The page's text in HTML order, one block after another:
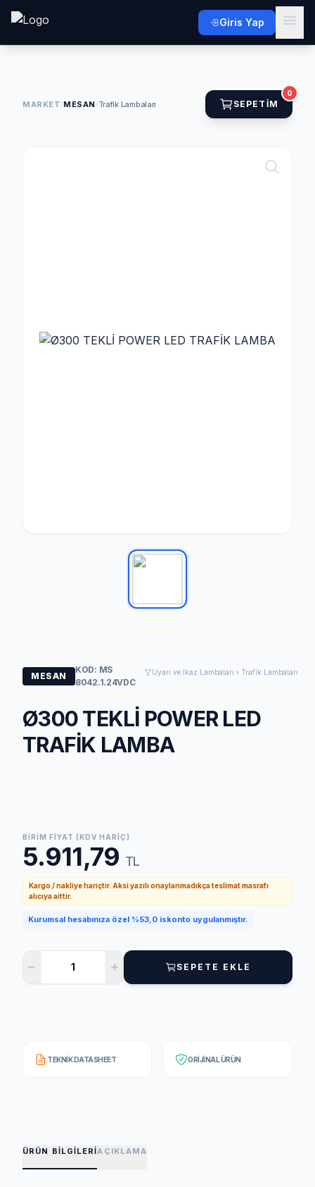
Giris Yap
MARKET/MESAN /Trafik Lambaları SEPETIM
0
MESAN
KOD: MS
8042.1.24VDC
Uyarı ve İkaz Lambaları › Trafik Lambaları
Ø300 TEKLİ POWER LED
TRAFİK LAMBA
BIRIM FIYAT (KDV HARIÇ)
5.911,79 TL
Kargo / nakliye hariçtir. Aksi yazılı onaylanmadıkça teslimat masrafı
alıcıya aittir.
Kurumsal hesabınıza özel %53,0 iskonto uygulanmıştır.
SEPETE EKLE
TEKNIK DATASHEET ORIJINAL ÜRÜN
ÜRÜN BILGILERIAÇIKLAMA